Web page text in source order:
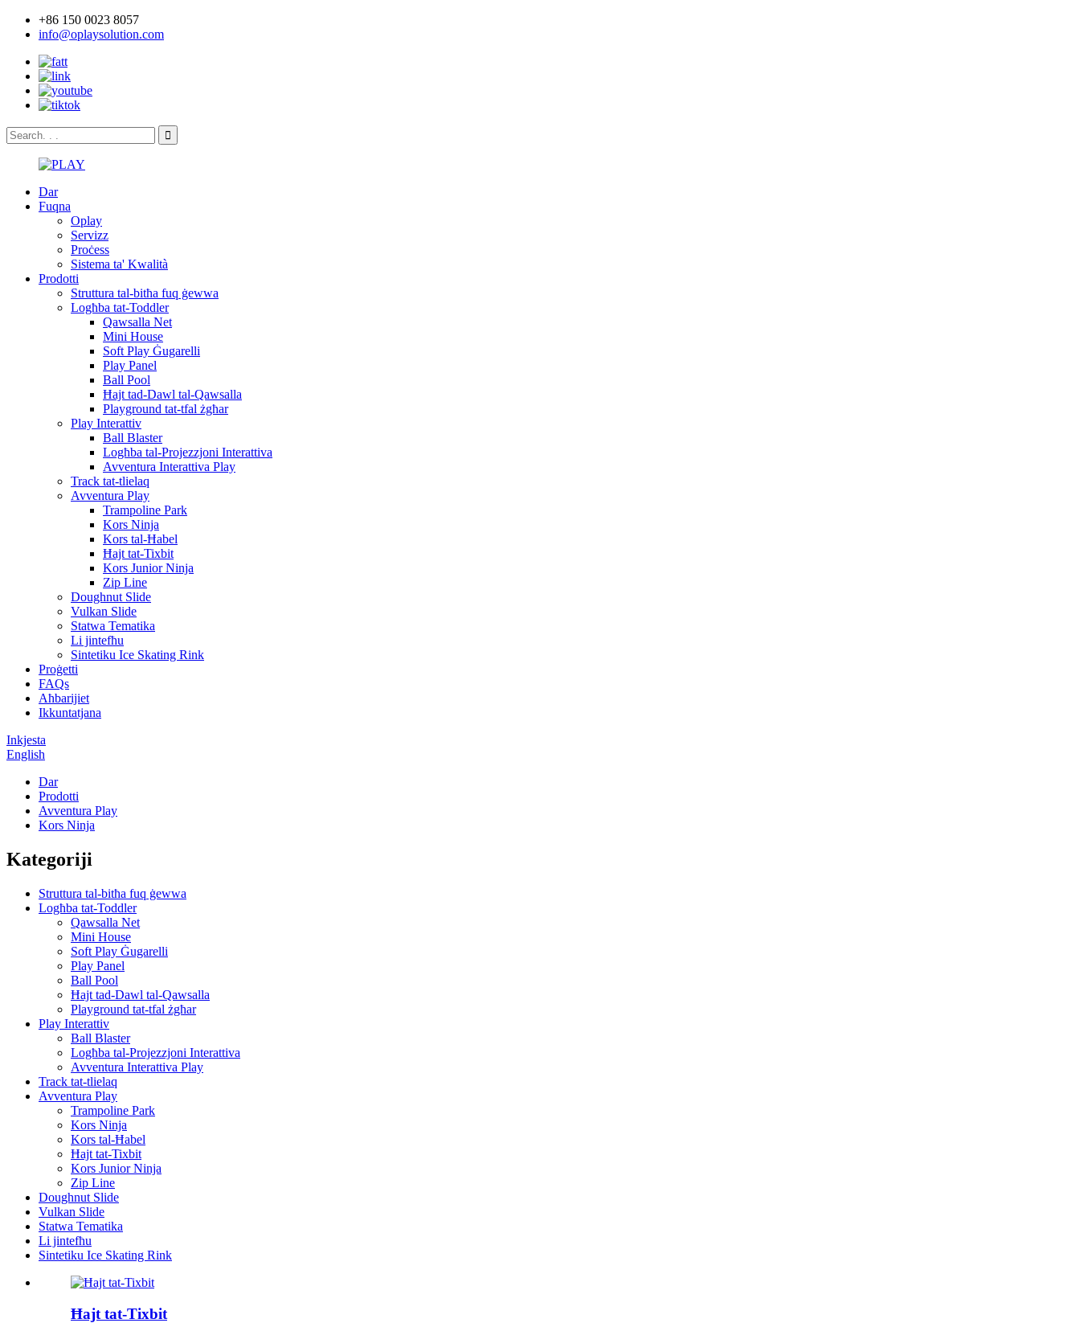
+86 150 0023 8057
info@oplaysolution.com
Dar
Fuqna
Oplay
Servizz
Proċess
Sistema ta' Kwalità
Prodotti
Struttura tal-bitħa fuq ġewwa
Logħba tat-Toddler
Qawsalla Net
Mini House
Soft Play Ġugarelli
Play Panel
Ball Pool
Ħajt tad-Dawl tal-Qawsalla
Playground tat-tfal żgħar
Play Interattiv
Ball Blaster
Logħba tal-Projezzjoni Interattiva
Avventura Interattiva Play
Track tat-tlielaq
Avventura Play
Trampoline Park
Kors Ninja
Kors tal-Ħabel
Ħajt tat-Tixbit
Kors Junior Ninja
Zip Line
Doughnut Slide
Vulkan Slide
Statwa Tematika
Li jintefħu
Sintetiku Ice Skating Rink
Proġetti
FAQs
Aħbarijiet
Ikkuntatjana
Inkjesta
English
Dar
Prodotti
Avventura Play
Kors Ninja
Kategoriji
Struttura tal-bitħa fuq ġewwa
Logħba tat-Toddler
Qawsalla Net
Mini House
Soft Play Ġugarelli
Play Panel
Ball Pool
Ħajt tad-Dawl tal-Qawsalla
Playground tat-tfal żgħar
Play Interattiv
Ball Blaster
Logħba tal-Projezzjoni Interattiva
Avventura Interattiva Play
Track tat-tlielaq
Avventura Play
Trampoline Park
Kors Ninja
Kors tal-Ħabel
Ħajt tat-Tixbit
Kors Junior Ninja
Zip Line
Doughnut Slide
Vulkan Slide
Statwa Tematika
Li jintefħu
Sintetiku Ice Skating Rink
Ħajt tat-Tixbit